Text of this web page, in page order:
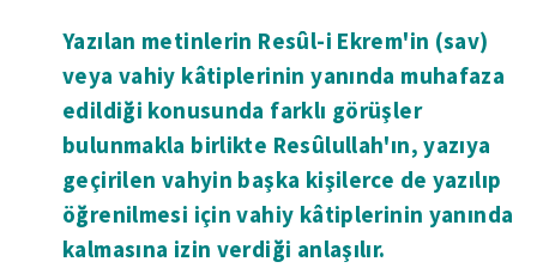
Yazılan metinlerin Resûl-i Ekrem'in (sav)
veya vahiy kâtiplerinin yanında muhafaza
edildiği konusunda farklı görüşler
bulunmakla birlikte Resûlullah'ın, yazıya
geçirilen vahyin başka kişilerce de yazılıp
öğrenilmesi için vahiy kâtiplerinin yanında
kalmasına izin verdiği anlaşılır.